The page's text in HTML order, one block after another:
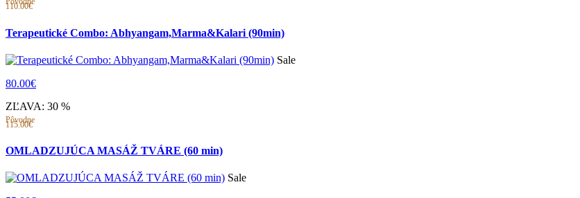
110.00€
Terapeutické Combo: Abhyangam,Marma&Kalari (90min)
Sale
80.00€
ZĽAVA: 30 %
Pôvodne
115.00€
OMLADZUJÚCA MASÁŽ TVÁRE (60 min)
Sale